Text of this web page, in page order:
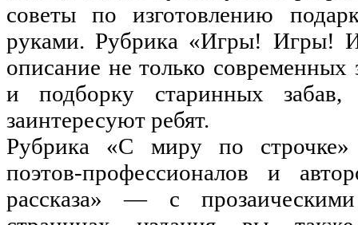
советы по изготовлению
руками. Рубрика «Игры! Игры!
описание не только современных
и подборку старинных забав,
заинтересуют ребят.
Рубрика «С миру по строчке»
поэтов-профессионалов и
рассказа» — с